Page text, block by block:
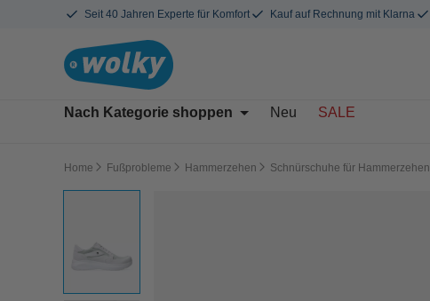
Seit 40 Jahren Experte für Komfort Kauf auf Rechnung mit Klarna
Nach Kategorie shoppen Neu SALE
Home Fußprobleme Hammerzehen Schnürschuhe für Hammerzehen